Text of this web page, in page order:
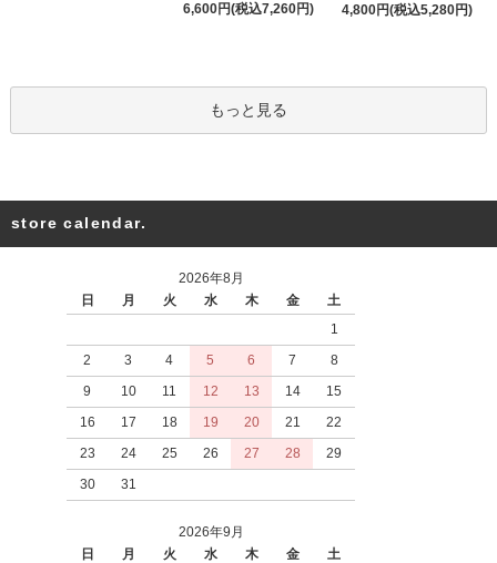
6,600円(税込7,260円)
4,800円(税込5,280円)
もっと見る
store calendar.
2026年8月
日
月 火 水 木 金
土
1
2
3 4 5 6 7
8
9
10 11 12 13 14
15
16
17 18 19 20 21
22
23
24 25 26 27 28
29
30
31
2026年9月
日
月 火 水 木 金
土